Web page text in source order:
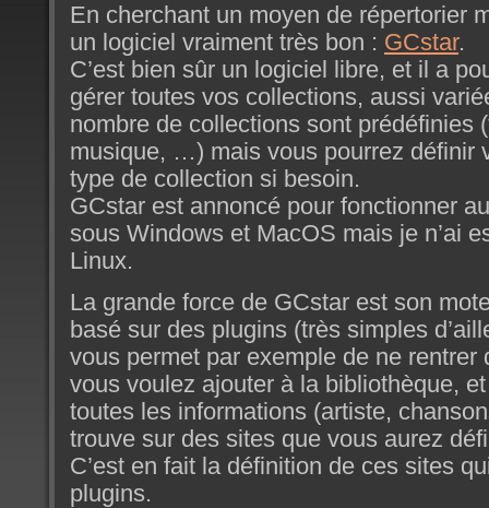
En cherchant un moyen de répertorier
un logiciel vraiment très bon : GCstar.
C’est bien sûr un logiciel libre, et il a
gérer toutes vos collections, aussi
nombre de collections sont prédéfinies
musique, …) mais vous pourrez définir
type de collection si besoin.
GCstar est annoncé pour fonctionner
sous Windows et MacOS mais je n’ai
Linux.
La grande force de GCstar est son
basé sur des plugins (très simples
vous permet par exemple de ne rentrer
vous voulez ajouter à la bibliothèque,
toutes les informations (artiste,
trouve sur des sites que vous aurez
C’est en fait la définition de ces sites
plugins.